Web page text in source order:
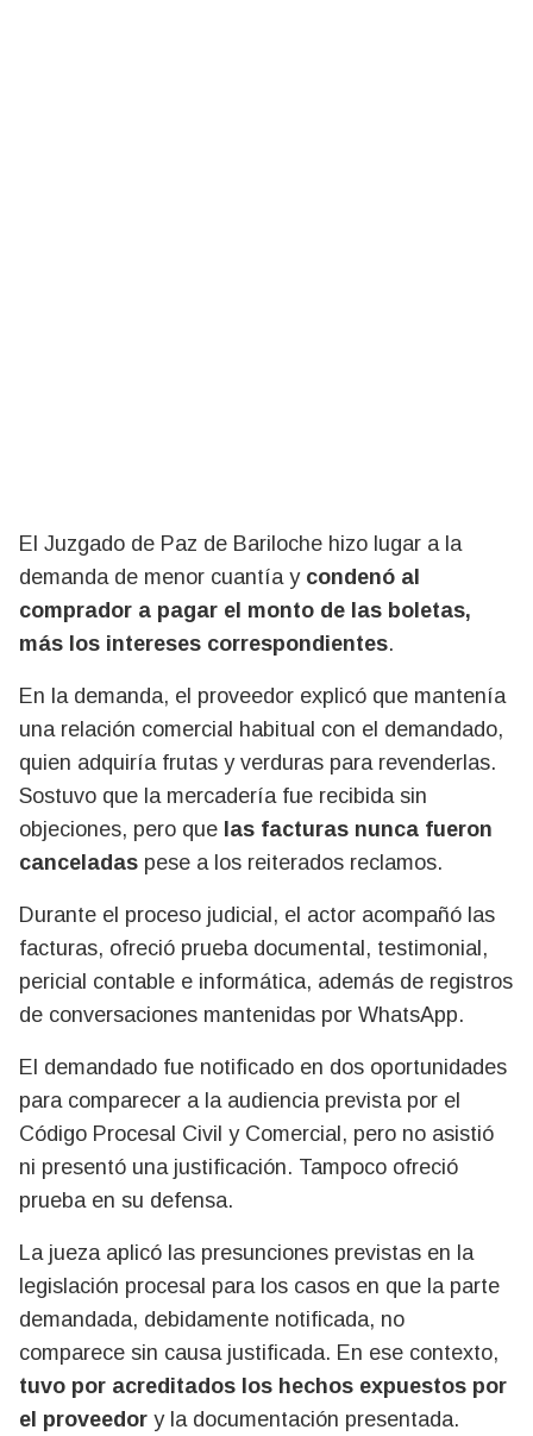
El Juzgado de Paz de Bariloche hizo lugar a la
demanda de menor cuantía y condenó al
comprador a pagar el monto de las boletas,
más los intereses correspondientes.
En la demanda, el proveedor explicó que mantenía
una relación comercial habitual con el demandado,
quien adquiría frutas y verduras para revenderlas.
Sostuvo que la mercadería fue recibida sin
objeciones, pero que las facturas nunca fueron
canceladas pese a los reiterados reclamos.
Durante el proceso judicial, el actor acompañó las
facturas, ofreció prueba documental, testimonial,
pericial contable e informática, además de registros
de conversaciones mantenidas por WhatsApp.
El demandado fue notificado en dos oportunidades
para comparecer a la audiencia prevista por el
Código Procesal Civil y Comercial, pero no asistió
ni presentó una justificación. Tampoco ofreció
prueba en su defensa.
La jueza aplicó las presunciones previstas en la
legislación procesal para los casos en que la parte
demandada, debidamente notificada, no
comparece sin causa justificada. En ese contexto,
tuvo por acreditados los hechos expuestos por
el proveedor y la documentación presentada.